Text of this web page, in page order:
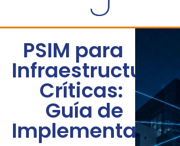
PSIM para
Infraestructuras
Críticas:
Guía de
Implementación